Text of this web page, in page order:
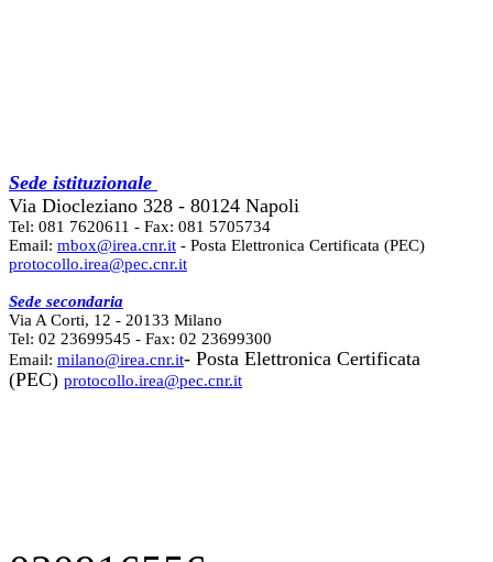
Sede istituzionale
Via Diocleziano 328 - 80124 Napoli
Tel: 081 7620611 - Fax: 081 5705734
Email: mbox@irea.cnr.it - Posta Elettronica Certificata (PEC)
protocollo.irea@pec.cnr.it
Sede secondaria
Via A Corti, 12 - 20133 Milano
Tel: 02 23699545 - Fax: 02 23699300
Email: milano@irea.cnr.it- Posta Elettronica Certificata
(PEC) protocollo.irea@pec.cnr.it